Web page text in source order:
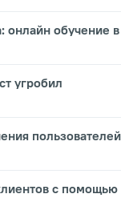
онлайн обучение
угробил
с